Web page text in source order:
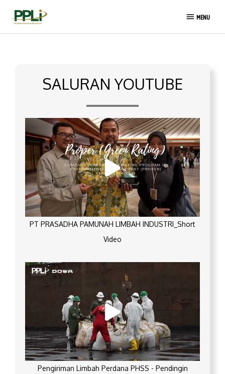
MENU
MENU
SALURAN YOUTUBE
PT PRASADHA PAMUNAH LIMBAH INDUSTRI_Short
Video
Pengiriman Limbah Perdana PHSS - Pendingin